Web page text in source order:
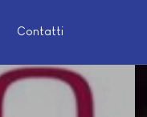
Contatti